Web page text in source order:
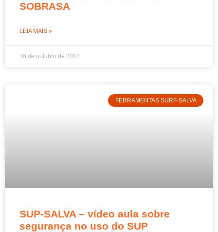
SOBRASA
LEIA MAIS »
16 de outubro de 2018
FERRAMENTAS SURF-SALVA
SUP-SALVA – vídeo aula sobre
segurança no uso do SUP